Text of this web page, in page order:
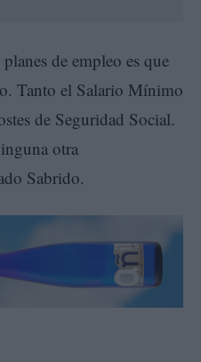
de empleo es que
Tanto el Salario Mínimo
de Seguridad Social.
otra
Sabrido.